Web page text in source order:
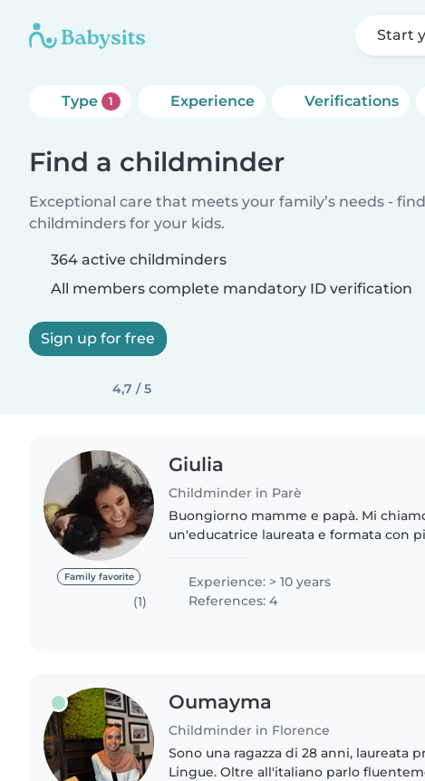
Start
Type 1 Experience Verifications
Find a childminder
Exceptional care that meets your family’s needs -
childminders for your kids.
364 active childminders
All members complete mandatory ID verification
Sign up for free
4,7 / 5
Family favorite
(1)
Giulia
Childminder in Parè
Buongiorno mamme e papà. Mi chiamo Giulia. Sono
un'educatrice laureata e formata con
maturato molta esperienza..
Experience: > 10 years
References: 4
Oumayma
Childminder in Florence
Sono una ragazza di 28 anni, laureata
Lingue. Oltre all'italiano parlo